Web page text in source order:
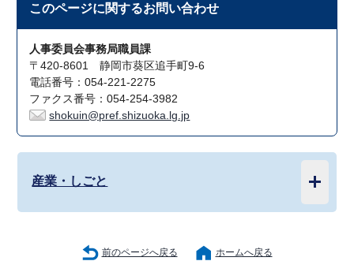
このページに関するお問い合わせ
人事委員会事務局職員課
〒420-8601 静岡市葵区追手町9-6
電話番号：054-221-2275
ファクス番号：054-254-3982
shokuin@pref.shizuoka.lg.jp
産業・しごと
前のページへ戻る ホームへ戻る